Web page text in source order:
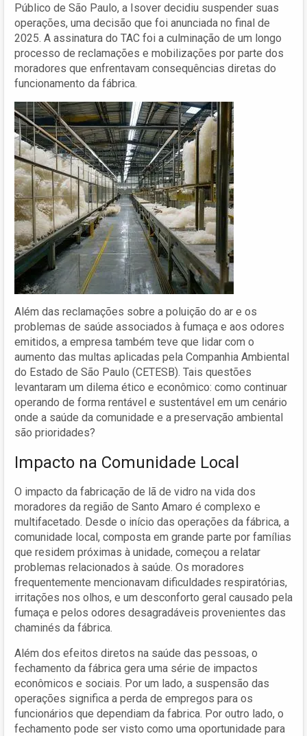
Público de São Paulo, a Isover decidiu suspender suas
operações, uma decisão que foi anunciada no final de
2025. A assinatura do TAC foi a culminação de um longo
processo de reclamações e mobilizações por parte dos
moradores que enfrentavam consequências diretas do
funcionamento da fábrica.
Além das reclamações sobre a poluição do ar e os
problemas de saúde associados à fumaça e aos odores
emitidos, a empresa também teve que lidar com o
aumento das multas aplicadas pela Companhia Ambiental
do Estado de São Paulo (CETESB). Tais questões
levantaram um dilema ético e econômico: como continuar
operando de forma rentável e sustentável em um cenário
onde a saúde da comunidade e a preservação ambiental
são prioridades?
Impacto na Comunidade Local
O impacto da fabricação de lã de vidro na vida dos
moradores da região de Santo Amaro é complexo e
multifacetado. Desde o início das operações da fábrica, a
comunidade local, composta em grande parte por famílias
que residem próximas à unidade, começou a relatar
problemas relacionados à saúde. Os moradores
frequentemente mencionavam dificuldades respiratórias,
irritações nos olhos, e um desconforto geral causado pela
fumaça e pelos odores desagradáveis provenientes das
chaminés da fábrica.
Além dos efeitos diretos na saúde das pessoas, o
fechamento da fábrica gera uma série de impactos
econômicos e sociais. Por um lado, a suspensão das
operações significa a perda de empregos para os
funcionários que dependiam da fabrica. Por outro lado, o
fechamento pode ser visto como uma oportunidade para